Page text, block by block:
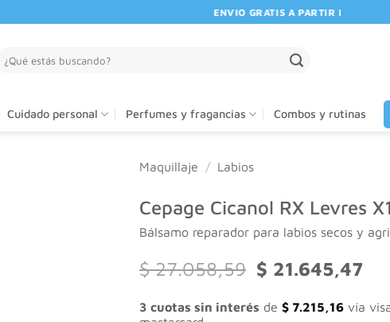
ENVIO GRATIS A PARTIR DE $80.000!
por:
Cuidado personal Perfumes y fragancias Combos y rutinas
Maquillaje / Labios
Cepage Cicanol RX Levres
Bálsamo reparador para labios secos y
$27.058,59 El
precio
original
era:
$ 21.645,47
es:
3 cuotas sin interés de $ 7.215,16 vía